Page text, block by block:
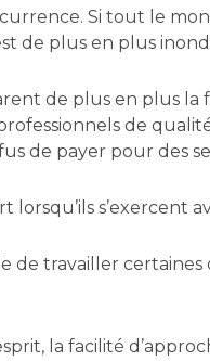
Si tout le
de plus en plus
de plus en plus la
de
de payer pour des
s’exercent
de travailler
la facilité